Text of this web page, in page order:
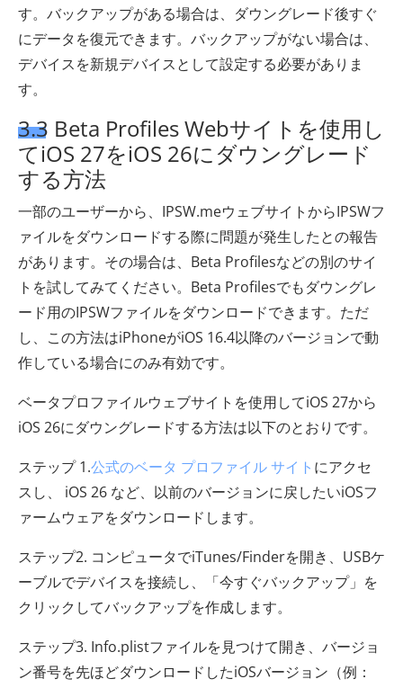
す。バックアップがある場合は、ダウングレード後すぐ
にデータを復元できます。バックアップがない場合は、
デバイスを新規デバイスとして設定する必要がありま
す。
3.3 Beta Profiles Webサイトを使用し
てiOS 27をiOS 26にダウングレード
する方法
一部のユーザーから、IPSW.meウェブサイトからIPSWフ
ァイルをダウンロードする際に問題が発生したとの報告
があります。その場合は、Beta Profilesなどの別のサイ
トを試してみてください。Beta Profilesでもダウングレ
ード用のIPSWファイルをダウンロードできます。ただ
し、この方法はiPhoneがiOS 16.4以降のバージョンで動
作している場合にのみ有効です。
ベータプロファイルウェブサイトを使用してiOS 27から
iOS 26にダウングレードする方法は以下のとおりです。
ステップ 1.公式のベータ プロファイル サイト にアクセ
スし、 iOS 26 など、以前のバージョンに戻したいiOSフ
ァームウェアをダウンロードします。
ステップ2. コンピュータでiTunes/Finderを開き、USBケ
ーブルでデバイスを接続し、「今すぐバックアップ」を
クリックしてバックアップを作成します。
ステップ3. Info.plistファイルを見つけて開き、バージョ
ン番号を先ほどダウンロードしたiOSバージョン（例：